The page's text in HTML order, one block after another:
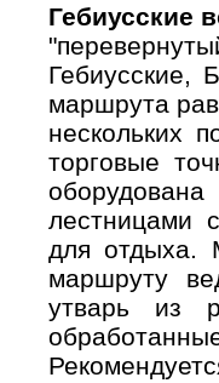
Гебиусские
Гебиусские,
маршрута
нескольких
торговые
лестницами
для отдыха.
маршруту
утварь из